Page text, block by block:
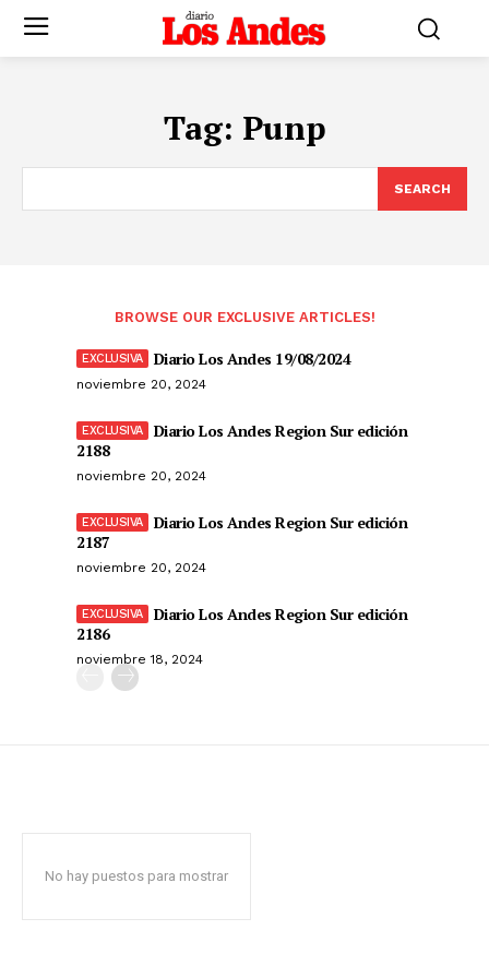
Tag: Punp
SEARCH
BROWSE OUR EXCLUSIVE ARTICLES!
Diario Los Andes 19/08/2024
noviembre 20, 2024
Diario Los Andes Region Sur edición
2188
noviembre 20, 2024
Diario Los Andes Region Sur edición
2187
noviembre 20, 2024
Diario Los Andes Region Sur edición
2186
noviembre 18, 2024
No hay puestos para mostrar